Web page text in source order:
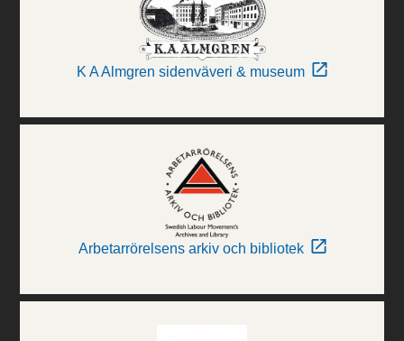
K A Almgren sidenväveri & museum
Arbetarrörelsens arkiv och bibliotek